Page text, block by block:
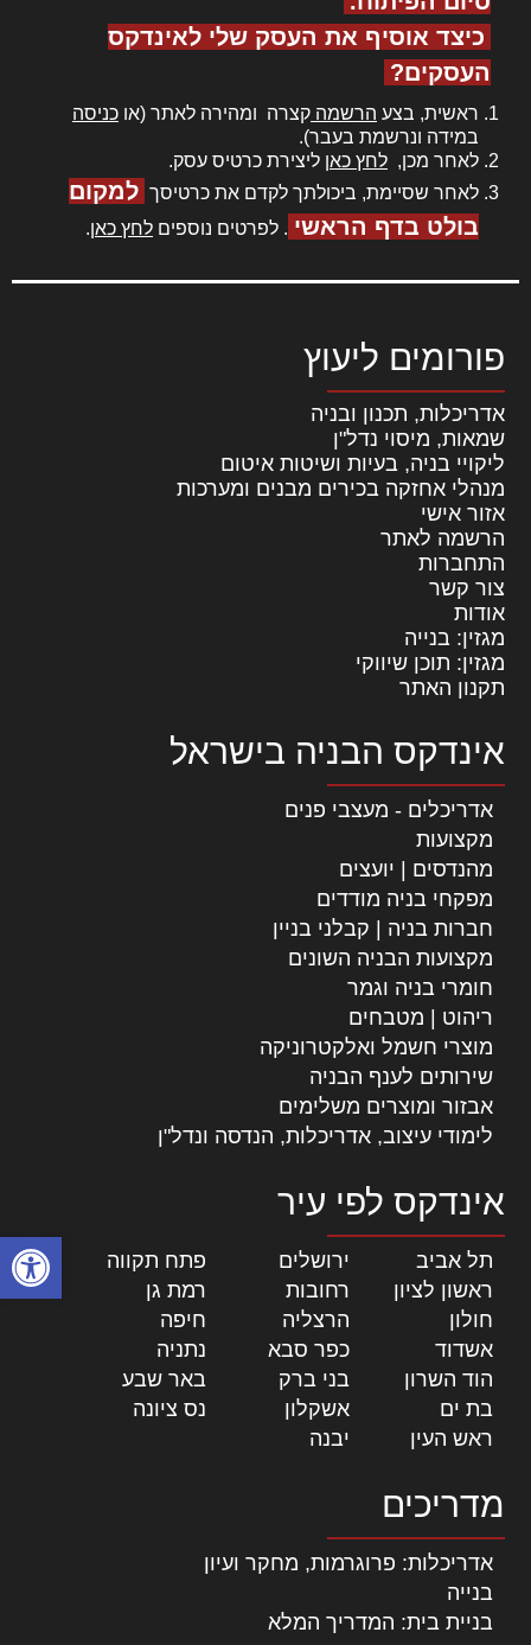
פתח
כיצד אוסיף את העסק שלי לאינדקס
העסקים?
ראשית, בצע הרשמה קצרה ומהירה לאתר (או כניסה
במידה ונרשמת בעבר).
לאחר מכן, לחץ כאן ליצירת כרטיס עסק.
לאחר שסיימת, ביכולתך לקדם את כרטיסך למקום
בולט בדף הראשי . לפרטים נוספים לחץ כאן.
פורומים ליעוץ
אדריכלות, תכנון ובניה
שמאות, מיסוי נדל"ן
ליקויי בניה, בעיות ושיטות איטום
מנהלי אחזקה בכירים מבנים ומערכות
אזור אישי
הרשמה לאתר
התחברות
צור קשר
אודות
מגזין: בנייה
מגזין: תוכן שיווקי
תקנון האתר
אינדקס הבניה בישראל
אדריכלים - מעצבי פנים
מקצועות
מהנדסים | יועצים
מפקחי בניה מודדים
חברות בניה | קבלני בניין
מקצועות הבניה השונים
חומרי בניה וגמר
ריהוט | מטבחים
מוצרי חשמל ואלקטרוניקה
שירותים לענף הבניה
אבזור ומוצרים משלימים
לימודי עיצוב, אדריכלות, הנדסה ונדל"ן
אינדקס לפי עיר
תל אביב ירושלים פתח תקווה
ראשון לציון
רחובות רמת גן
חולון
הרצליה חיפה
אשדוד
כפר סבא נתניה
הוד השרון
בני ברק באר שבע
בת ים
אשקלון נס ציונה
ראש העין
יבנה
מדריכים
אדריכלות: פרוגרמות, מחקר ועיון
בנייה
בניית בית: המדריך המלא